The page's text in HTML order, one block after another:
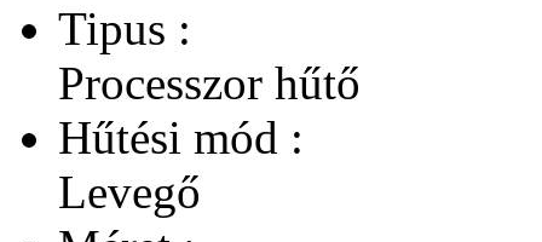
Tipus :
Processzor hűtő
Hűtési mód :
Levegő